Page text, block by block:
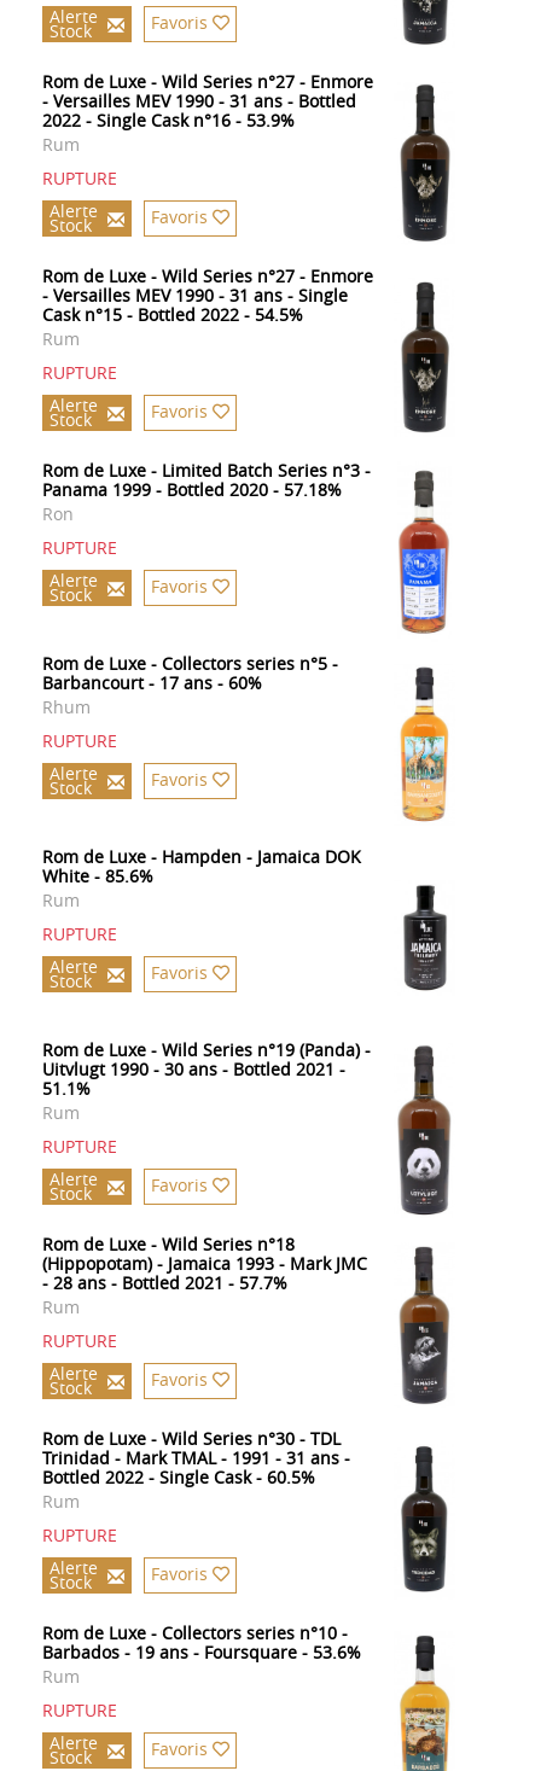
Alerte
Stock Favoris
Rom de Luxe - Wild Series n°27 - Enmore
- Versailles MEV 1990 - 31 ans - Bottled
2022 - Single Cask n°16 - 53.9%
Rum
RUPTURE
Alerte
Stock Favoris
Rom de Luxe - Wild Series n°27 - Enmore
- Versailles MEV 1990 - 31 ans - Single
Cask n°15 - Bottled 2022 - 54.5%
Rum
RUPTURE
Alerte
Stock Favoris
Rom de Luxe - Limited Batch Series n°3 -
Panama 1999 - Bottled 2020 - 57.18%
Ron
RUPTURE
Alerte
Stock Favoris
Rom de Luxe - Collectors series n°5 -
Barbancourt - 17 ans - 60%
Rhum
RUPTURE
Alerte
Stock Favoris
Rom de Luxe - Hampden - Jamaica DOK
White - 85.6%
Rum
RUPTURE
Alerte
Stock Favoris
Rom de Luxe - Wild Series n°19 (Panda) -
Uitvlugt 1990 - 30 ans - Bottled 2021 -
51.1%
Rum
RUPTURE
Alerte
Stock Favoris
Rom de Luxe - Wild Series n°18
(Hippopotam) - Jamaica 1993 - Mark JMC
- 28 ans - Bottled 2021 - 57.7%
Rum
RUPTURE
Alerte
Stock Favoris
Rom de Luxe - Wild Series n°30 - TDL
Trinidad - Mark TMAL - 1991 - 31 ans -
Bottled 2022 - Single Cask - 60.5%
Rum
RUPTURE
Alerte
Stock Favoris
Rom de Luxe - Collectors series n°10 -
Barbados - 19 ans - Foursquare - 53.6%
Rum
RUPTURE
Alerte
Stock Favoris